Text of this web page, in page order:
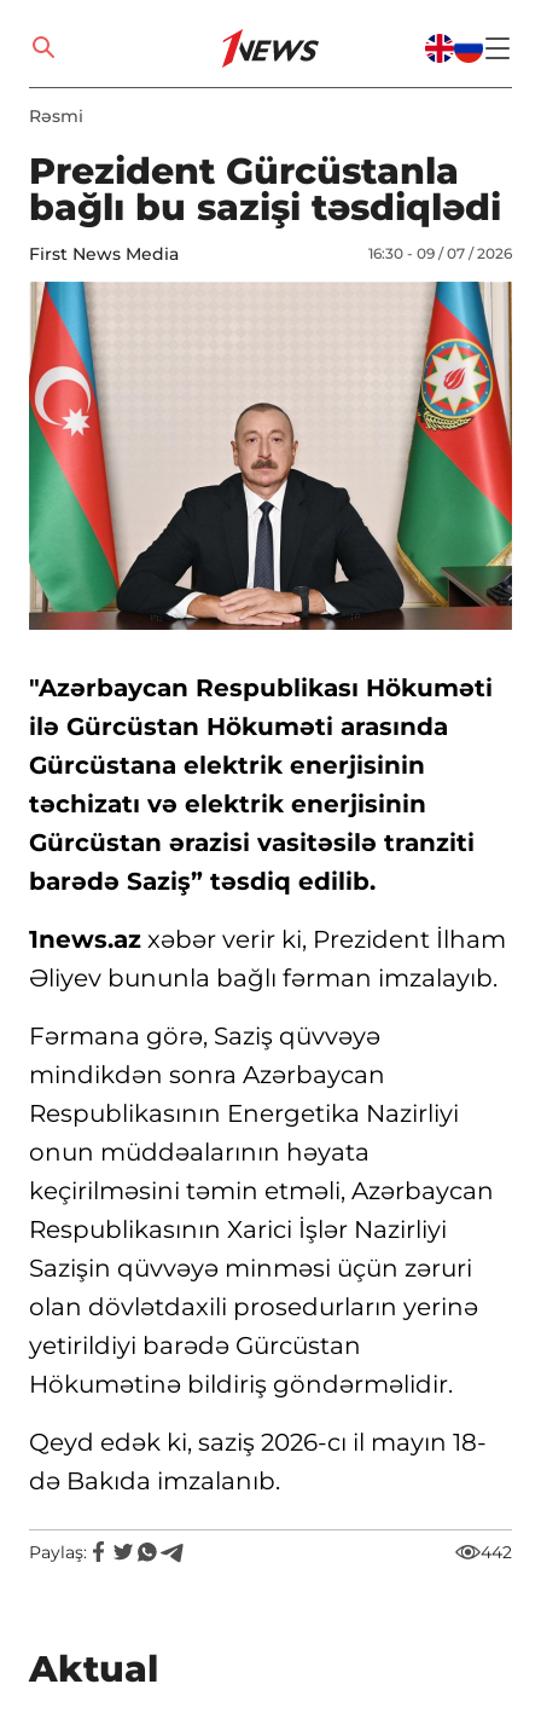
Rəsmi
Prezident Gürcüstanla
bağlı bu sazişi təsdiqlədi
First News Media 16:30 - 09 / 07 / 2026
"Azərbaycan Respublikası Hökuməti
ilə Gürcüstan Hökuməti arasında
Gürcüstana elektrik enerjisinin
təchizatı və elektrik enerjisinin
Gürcüstan ərazisi vasitəsilə tranziti
barədə Saziş” təsdiq edilib.
1news.az xəbər verir ki, Prezident İlham
Əliyev bununla bağlı fərman imzalayıb.
Fərmana görə, Saziş qüvvəyə
mindikdən sonra Azərbaycan
Respublikasının Energetika Nazirliyi
onun müddəalarının həyata
keçirilməsini təmin etməli, Azərbaycan
Respublikasının Xarici İşlər Nazirliyi
Sazişin qüvvəyə minməsi üçün zəruri
olan dövlətdaxili prosedurların yerinə
yetirildiyi barədə Gürcüstan
Hökumətinə bildiriş göndərməlidir.
Qeyd edək ki, saziş 2026-cı il mayın 18-
də Bakıda imzalanıb.
Paylaş: 442
Aktual